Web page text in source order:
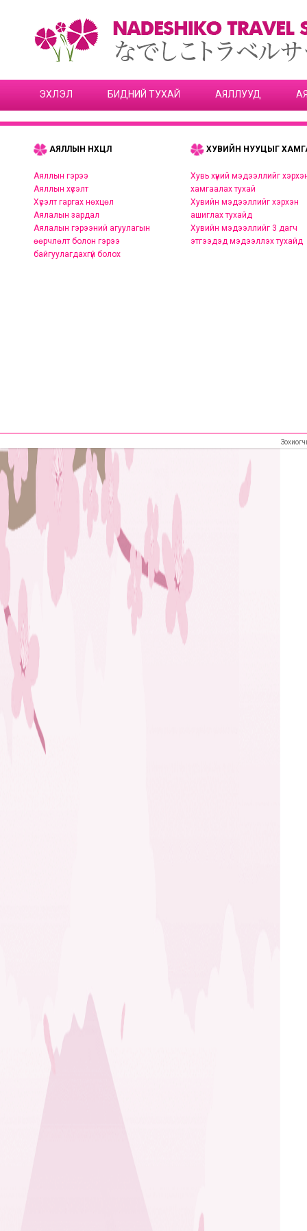
ЭХЛЭЛ БИДНИЙ ТУХАЙ АЯЛЛУУД
АЯЛЛЫН НӨХЦӨЛ
Аяллын гэрээ
Аяллын хүсэлт
Хүсэлт гаргах нөхцөл
Аялалын зардал
Аялалын гэрээний агуулагын
өөрчлөлт болон гэрээ
байгуулагдахгүй болох
ХУВИЙН НУУЦЫГ
Хувь хүний мэдээллийг
хамгаалах тухай
Хувийн мэдээллийг хэрхэн
ашиглах тухайд
Хувийн мэдээллийг 3 дагч
этгээдэд мэдээллэх тухайд